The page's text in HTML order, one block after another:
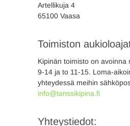
Artellikuja 4
65100 Vaasa
Toimiston
Kipinän toimisto on avoinna
9-14 ja to 11-15. Loma-
yhteydessä meihin
info@tanssikipina.fi
Yhteystiedot: